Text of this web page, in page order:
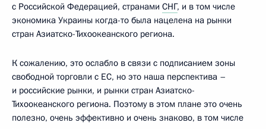
с Российской Федерацией, странами СНГ, и в том числе
экономика Украины когда-то была нацелена на рынки
стран Азиатско-Тихоокеанского региона.
К сожалению, это ослабло в связи с подписанием зоны
свободной торговли с ЕС, но это наша перспектива –
и российские рынки, и рынки стран Азиатско-
Тихоокеанского региона. Поэтому в этом плане это очень
полезно, очень эффективно и очень знаково, в том числе